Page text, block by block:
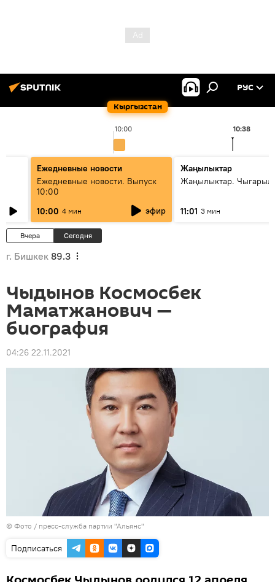
Кыргызстан
РУС
10:00 10:38
Ежедневные новости
Ежедневные новости. Выпуск
10:00
10:00 4 мин эфир
Жаңылыктар
Жаңылыктар.
11:01 3 мин
Вчера Сегодня
г. Бишкек 89.3
Чыдынов Космосбек
Маматжанович —
биография
04:26 22.11.2021
© Фото / пресс-служба партии "Альянс"
Подписаться